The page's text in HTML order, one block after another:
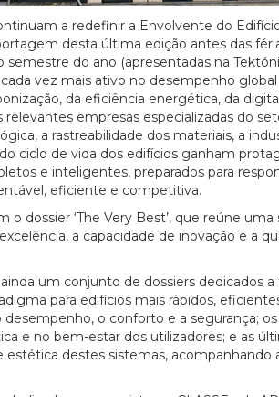
a redefinir a Envolvente do
desta última edição antes das
do ano (apresentadas na
vez mais ativo no desempenho
da eficiência energética, da
empresas especializadas do
a rastreabilidade dos materiais, a
ciclo de vida dos edifícios ganham
e inteligentes, preparados para
eficiente e competitiva.
dossier ‘The Very Best’, que reúne
a capacidade de inovação e a
um conjunto de dossiers dedicados
para edifícios mais rápidos,
o conforto e a segurança;
e no bem-estar dos utilizadores; e as
destes sistemas, acompanhando